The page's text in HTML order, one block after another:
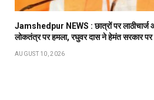
Jamshedpur NEWS : छात्रों पर लाठीचार्ज
लोकतंत्र पर हमला, रघुवर दास ने हेमंत सरकार पर
AUGUST 10, 2026